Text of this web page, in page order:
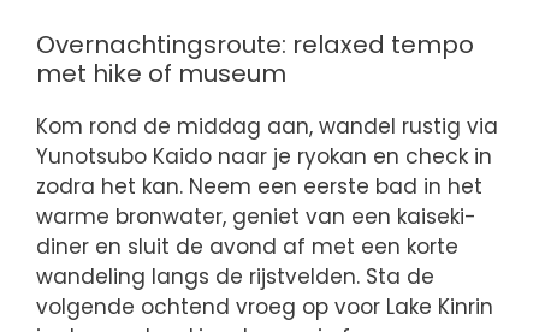
Overnachtingsroute: relaxed tempo
met hike of museum
Kom rond de middag aan, wandel rustig via
Yunotsubo Kaido naar je ryokan en check in
zodra het kan. Neem een eerste bad in het
warme bronwater, geniet van een kaiseki-
diner en sluit de avond af met een korte
wandeling langs de rijstvelden. Sta de
volgende ochtend vroeg op voor Lake Kinrin